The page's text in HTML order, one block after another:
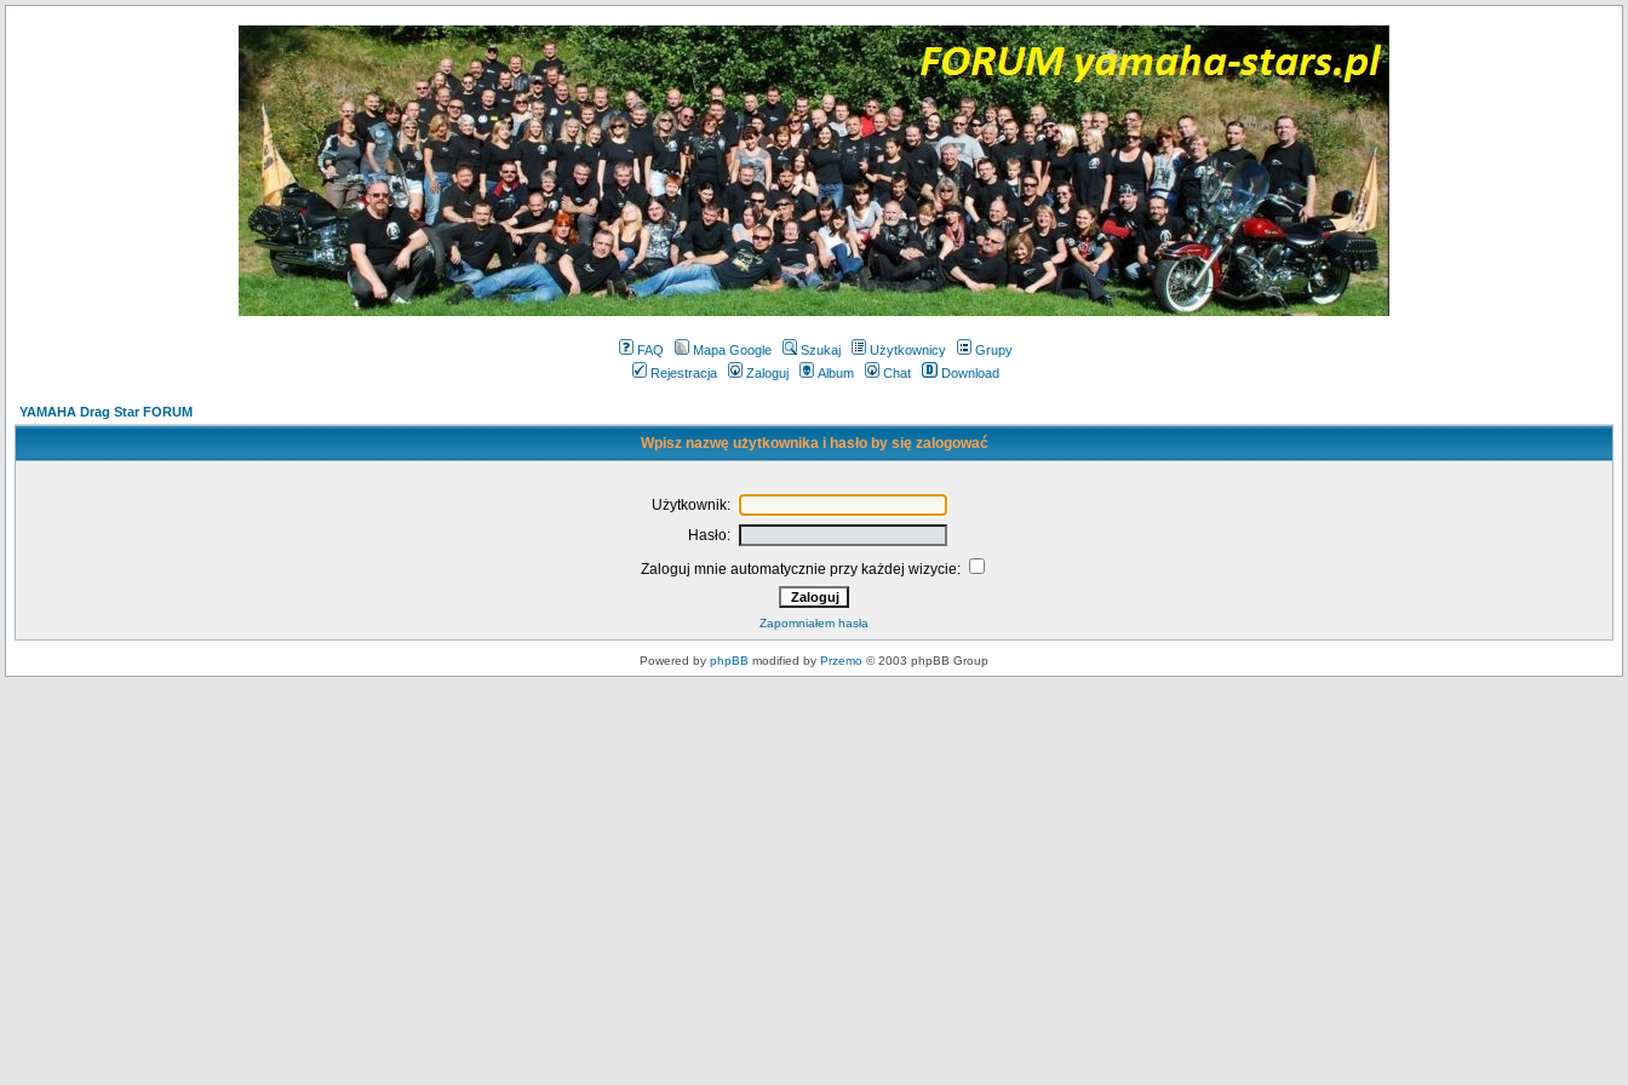
FAQ Mapa Google Szukaj Użytkownicy
Grupy
Rejestracja
Zaloguj Album Chat Download
YAMAHA Drag Star FORUM
Wpisz nazwę użytkownika i hasło by się zalogować
Użytkownik:
Hasło:
Zaloguj mnie automatycznie przy każdej wizycie:
Zapomniałem hasła
Powered by phpBB modified by Przemo © 2003 phpBB Group